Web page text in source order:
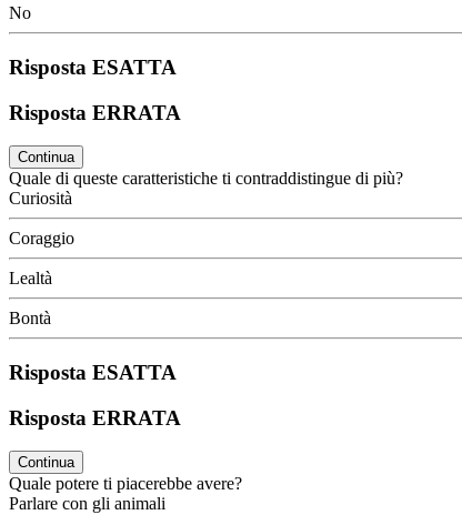
No
Risposta ESATTA
Risposta ERRATA
Continua
Quale di queste caratteristiche ti contraddistingue di più?
Curiosità
Coraggio
Lealtà
Bontà
Risposta ESATTA
Risposta ERRATA
Continua
Quale potere ti piacerebbe avere?
Parlare con gli animali